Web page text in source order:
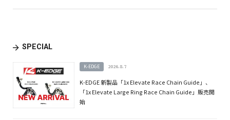
SPECIAL
K-EDGE 2026.8.7
K-EDGE 新製品「1x Elevate Race Chain Guide」、
「1x Elevate Large Ring Race Chain Guide」販売開
始